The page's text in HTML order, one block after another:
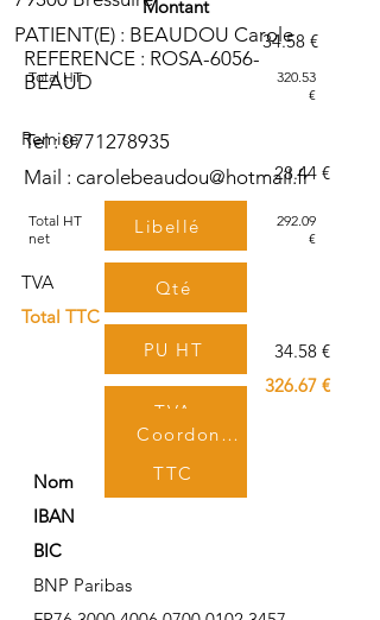
PATIENT(E) : BEAUDOU Carole
REFERENCE : ROSA-6056-
BEAUD
Tel :0771278935
Mail : carolebeaudou@hotmail.fr
Libellé
Qté
PU HT
TVA
TTC
Montant
34.58 €
Total HT
320.53
€
Remise
- 28.44 €
Total HT
net
292.09
€
TVA
Total TTC
34.58 €
326.67 €
Coordonnées bancaires
Nom
IBAN
BIC
BNP Paribas